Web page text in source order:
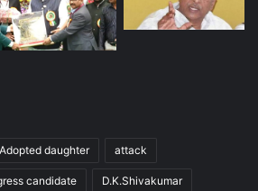
Adopted daughter attack
candidate D.K.Shivakumar